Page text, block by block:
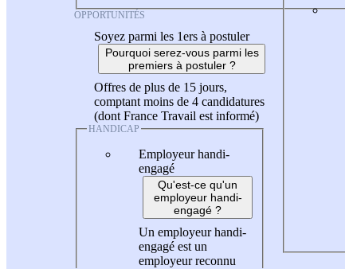
OPPORTUNITÉS
Soyez parmi les 1ers à postuler
Pourquoi serez-vous parmi les
premiers à postuler ?
Offres de plus de 15 jours,
comptant moins de 4 candidatures
(dont France Travail est informé)
HANDICAP
Employeur handi-
engagé
Qu'est-ce qu'un
employeur handi-
engagé ?
Un employeur handi-
engagé est un
employeur reconnu